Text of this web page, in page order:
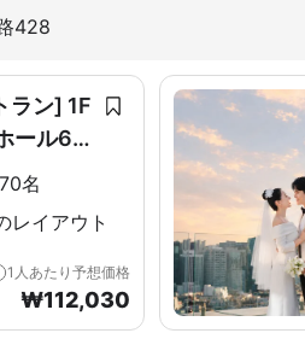
428
ラン] 1F
ール60
ム10席)
名
レイアウト
1人あたり予想価格
₩112,030